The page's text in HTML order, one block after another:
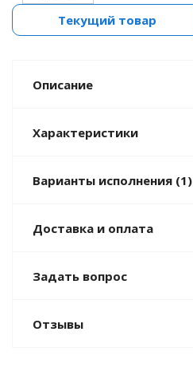
Текущий товар
Описание
Характеристики
Варианты исполнения (1)
Доставка и оплата
Задать вопрос
Отзывы